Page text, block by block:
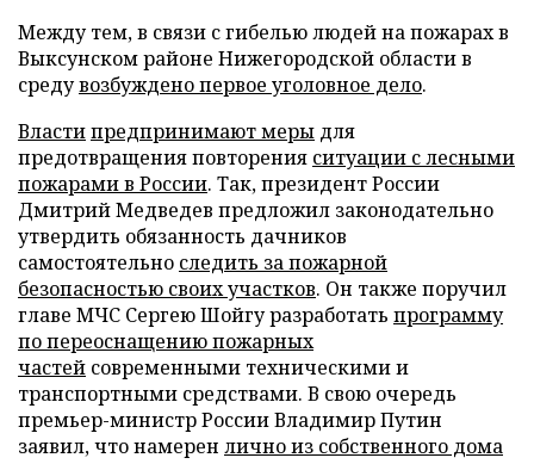
Между тем, в связи с гибелью людей на пожарах в
Выксунском районе Нижегородской области в
средувозбуждено первое уголовное дело.
Властипредпринимают меры для
предотвращения повторения ситуации с лесными
пожарами в России. Так, президент России
Дмитрий Медведев предложил законодательно
утвердить обязанность дачников
самостоятельно следить за пожарной
безопасностью своих участков. Он также поручил
главе МЧС Сергею Шойгу разработать программу
по переоснащению пожарных
частей современными техническими и
транспортными средствами. В свою очередь
премьер-министр России Владимир Путин
заявил, что намерен лично из собственного дома